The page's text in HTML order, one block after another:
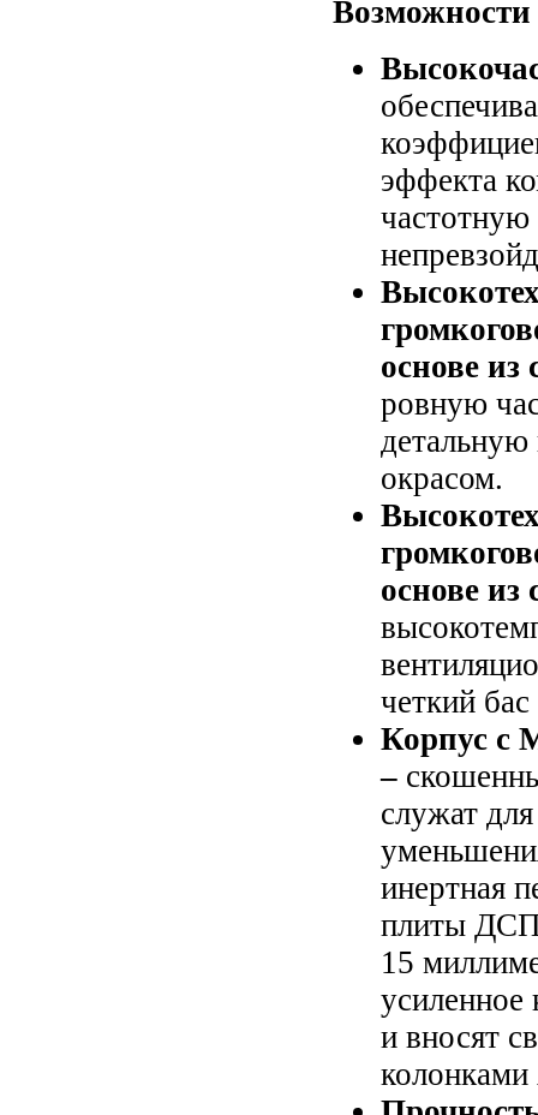
Возможности
эффекта
частотную
основе из
ровную
детальную
окрасом.
основе из
четкий
Корпус с
–
служат
инертная
плиты
15
и вносят